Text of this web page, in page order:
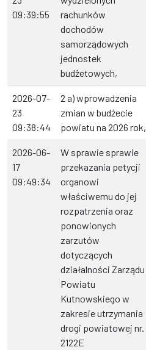
09:39:55
rachunków
dochodów
samorządowych
jednostek
budżetowych,
2026-07-
23
09:38:44
2 a) wprowadzenia
zmian w budżecie
powiatu na 2026 rok,
2026-06-
17
09:49:34
W sprawie sprawie
przekazania petycji
organowi
właściwemu do jej
rozpatrzenia oraz
ponowionych
zarzutów
dotyczących
działalności Zarządu
Powiatu
Kutnowskiego w
zakresie utrzymania
drogi powiatowej nr.
2122E